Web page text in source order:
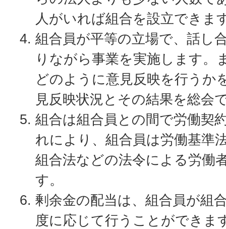
人がいれば組合を設立できま
組合員が平等の立場で、話し
りながら事業を実施します。
どのように意見反映を行うか
見反映状況とその結果を総会
組合は組合員との間で労働契
れにより、組合員は労働基準
組合法などの法令による労働
す。
剰余金の配当は、組合員が組
度に応じて行うことができま